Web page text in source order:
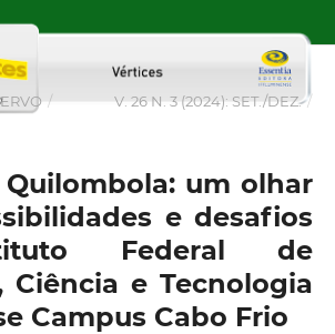
/ V. 26 N. 3 (2024): SET./DEZ. /
Quilombola: um olhar
e desafios
Federal de
Ciência e Tecnologia
Campus Cabo Frio